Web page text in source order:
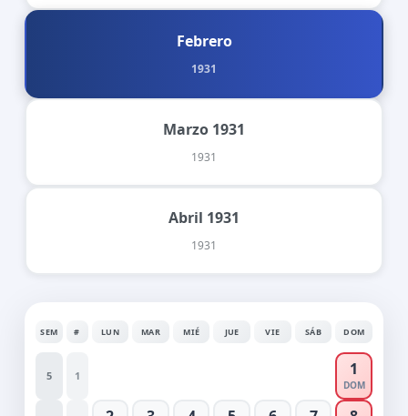
Febrero
1931
Marzo 1931
1931
Abril 1931
1931
SEM # LUN MAR MIÉ JUE VIE SÁB DOM
5 1 1
DOM